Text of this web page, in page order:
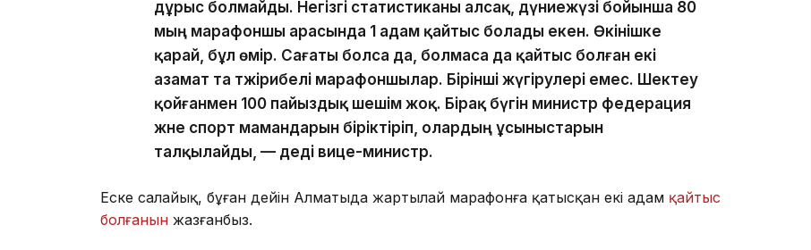
дұрыс болмайды. Негізгі статистиканы алсақ, дүниежүзі бойынша 80
мың марафоншы арасында 1 адам қайтыс болады екен. Өкінішке
қарай, бұл өмір. Сағаты болса да, болмаса да қайтыс болған екі
азамат та тәжірибелі марафоншылар. Бірінші жүгірулері емес. Шектеу
қойғанмен 100 пайыздық шешім жоқ. Бірақ бүгін министр федерация
және спорт мамандарын біріктіріп, олардың ұсыныстарын
талқылайды, — деді вице-министр.
Еске салайық, бұған дейін Алматыда жартылай марафонға қатысқан екі адам қайтыс
болғанын жазғанбыз.